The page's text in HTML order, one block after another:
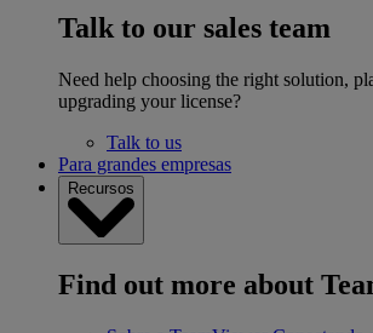
Talk to our sales team
Need help choosing the right solution,
upgrading your license?
Talk to us
Para grandes empresas
Recursos
Find out more about